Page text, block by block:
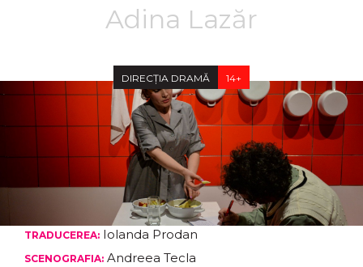
Adina Lazăr
DIRECȚIA DRAMĂ 14+
TRADUCEREA: Iolanda Prodan
SCENOGRAFIA: Andreea Tecla